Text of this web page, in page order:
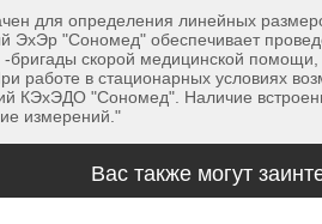
для определения линейных
"Сономед" обеспечивает
скорой медицинской
работе в стационарных условиях
КЭхЭДО "Сономед". Наличие
измерений."
Вас также могут